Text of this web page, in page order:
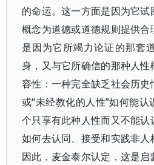
的命运。这一方面是因为它
概念为道德或道德规则提供
是因为它所竭力论证的那套
身，又与它所确信的那种人
容性：一种完全缺乏社会历
或“未经教化的人性”如何能
个只享有此种人性而又不能认
如何去认同、接受和实践非人
因此，麦金泰尔认定，这是启